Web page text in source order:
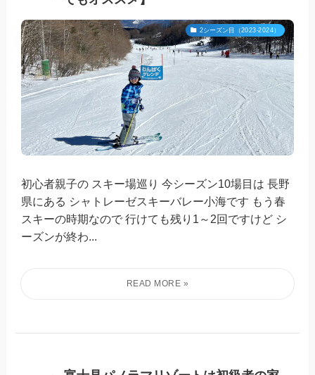
2シーズン目（2023-2024）
初心者親子の スキー場巡り 今シーズン10場目は 長野
県にある シャトレーゼスキーバレー小海です もう春
スキーの時期なので 行けても残り1～2回ですけど シ
ーズンが終わ...